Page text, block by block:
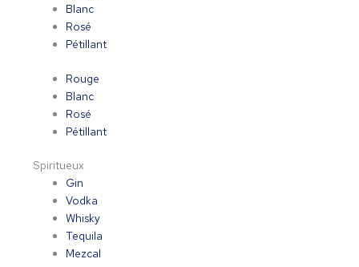
Blanc
Rosé
Pétillant
Rouge
Blanc
Rosé
Pétillant
Spiritueux
Gin
Vodka
Whisky
Tequila
Mezcal